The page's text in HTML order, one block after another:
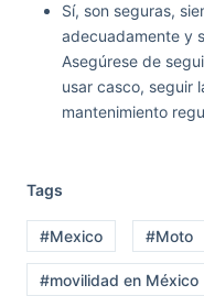
Sí, son seguras,
adecuadamente y
Asegúrese de
usar casco, seguir
mantenimiento
Tags
#Mexico #Moto
#movilidad en México